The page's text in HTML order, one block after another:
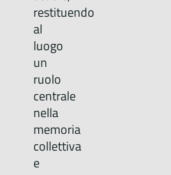
restituendo
al
luogo
un
ruolo
centrale
nella
memoria
collettiva
e